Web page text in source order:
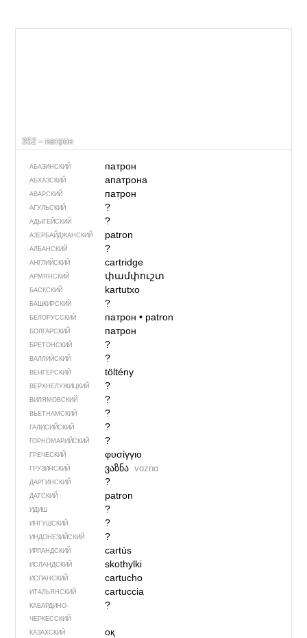
352 – патрон
АБАЗИНСКИЙ патрон
АБХАЗСКИЙ апатрона
АВАРСКИЙ патрон
АГУЛЬСКИЙ ?
АДЫГЕЙСКИЙ ?
АЗЕРБАЙДЖАН­СКИЙ patron
АЛБАНСКИЙ ?
АНГЛИЙСКИЙ cartridge
АРМЯНСКИЙ փամփուշտ
БАСКСКИЙ kartutxo
БАШКИРСКИЙ ?
БЕЛОРУССКИЙ патрон• patron
БОЛГАРСКИЙ патрон
БРЕТОНСКИЙ ?
ВАЛЛИЙСКИЙ ?
ВЕНГЕРСКИЙ töltény
ВЕРХНЕЛУЖИЦКИЙ ?
ВИЛЯМОВСКИЙ ?
ВЬЕТНАМСКИЙ ?
ГАЛИСИЙСКИЙ ?
ГОРНОМАРИЙСКИЙ ?
ГРЕЧЕСКИЙ φυσίγγιο
ГРУЗИНСКИЙ ვაზნა vɑznɑ
ДАРГИНСКИЙ ?
ДАТСКИЙ patron
ИДИШ ?
ИНГУШСКИЙ ?
ИНДОНЕЗИЙСКИЙ ?
ИРЛАНДСКИЙ cartús
ИСЛАНДСКИЙ skothylki
ИСПАНСКИЙ cartucho
ИТАЛЬЯНСКИЙ cartuccia
КАБАРДИНО-
ЧЕРКЕССКИЙ
?
КАЗАХСКИЙ оқ